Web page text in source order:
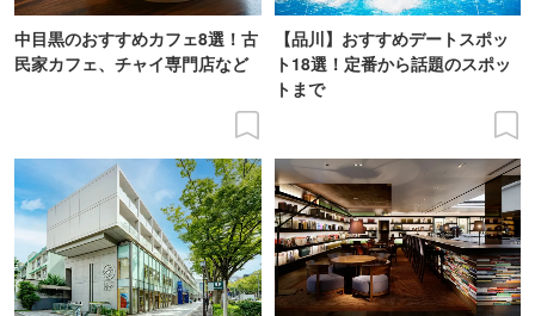
中目黒のおすすめカフェ8選！古
民家カフェ、チャイ専門店など
【品川】おすすめデートスポッ
ト18選！定番から話題のスポッ
トまで